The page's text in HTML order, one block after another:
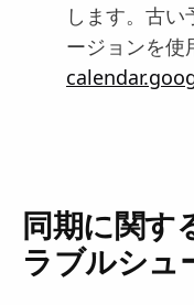
します。古
ージョンを使
同期に関す
ラブルシュ